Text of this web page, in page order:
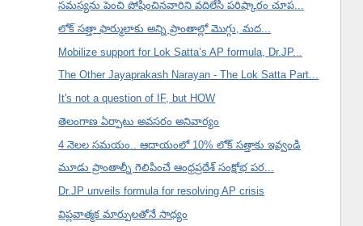
సమస్యను పెంచి పోషించినవారిని వదిలేసి పరిష్కారం చూప...
లోక్ సత్తా ఫార్ములాకు అన్ని ప్రాంతాల్లో మొగ్గు, మద...
Mobilize support for Lok Satta’s AP formula, Dr.JP...
The Other Jayaprakash Narayan - The Lok Satta Part...
It's not a question of IF, but HOW
తెలంగాణ ఏర్పాటు అవసరం అనివార్యం
4 నెలల సమయం.. ఆదాయంలో 10% లోక్ సత్తాకు ఇవ్వండి
మూడు ప్రాంతాల్నీ గెలిపించే ఆంధ్రప్రదేశ్ సంక్షోభ పర...
Dr.JP unveils formula for resolving AP crisis
విప్లవాత్మక మార్పులతోనే సాధ్యం